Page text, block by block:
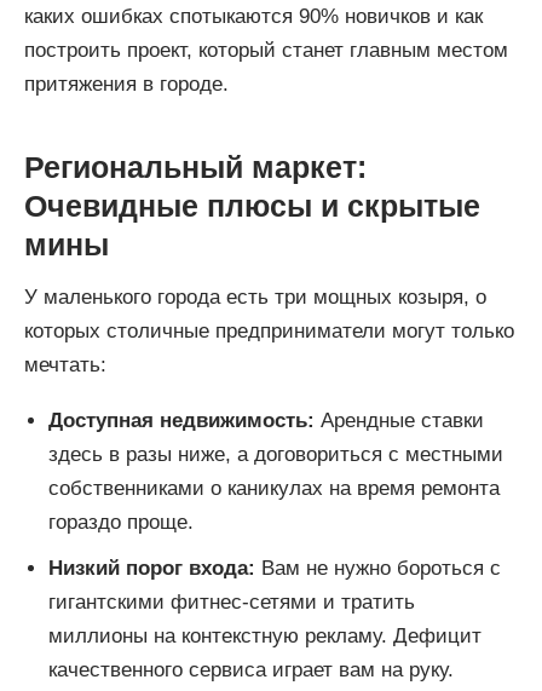
каких ошибках спотыкаются 90% новичков и как
построить проект, который станет главным местом
притяжения в городе.
Региональный маркет:
Очевидные плюсы и скрытые
мины
У маленького города есть три мощных козыря, о
которых столичные предприниматели могут только
мечтать:
Доступная недвижимость: Арендные ставки
здесь в разы ниже, а договориться с местными
собственниками о каникулах на время ремонта
гораздо проще.
Низкий порог входа: Вам не нужно бороться с
гигантскими фитнес-сетями и тратить
миллионы на контекстную рекламу. Дефицит
качественного сервиса играет вам на руку.